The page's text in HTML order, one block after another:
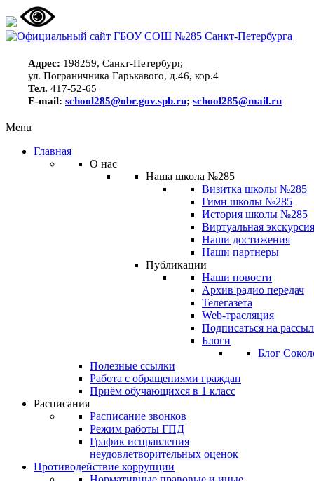
Адрес: 198259, Санкт-Петербург,
ул. Пограничника Гарькавого, д.46, кор.4
Тел. 417-52-65
E-mail: school285@obr.gov.spb.ru; school285@mail.ru
Menu
Главная
О нас
Наша школа №285
Визитка школы №285
Гимн школы №285
История школы №285
Виртуальная
Наши достижения
Наши партнеры
Публикации
Наши новости
Архив радио передач
Телегазета
Web-трасляция
Подписаться на
Блоги
Блог
Полезные ссылки
Работа с обращениями граждан
Приём обучающихся в 1 класс
Расписания
Расписание звонков
Режим работы ГПД
График исправления
неудовлетворительных оценок
Противодействие коррупции